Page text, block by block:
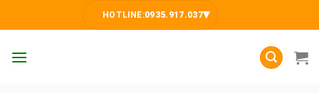
HOTLINE:0935.917.037▾